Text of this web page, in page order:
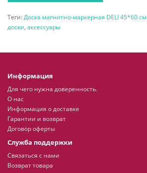
Теги:Доска магнитно-маркерная DELI 45*60
доски, аксессуары
Информация
Для чего нужна доверенность.
О нас
Информация о доставке
Гарантии и возврат
Договор оферты
Служба поддержки
Связаться с нами
Возврат товара